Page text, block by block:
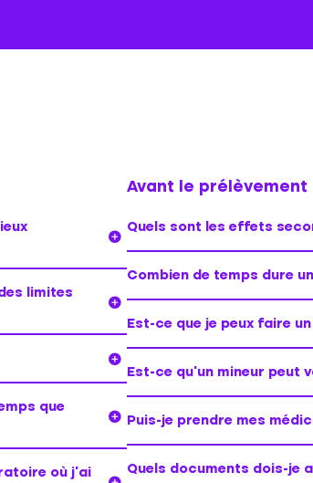
Avant le prélèvement
Quels sont les effets
Combien de temps dure
Est-ce que je peux faire
Est-ce qu’un mineur peut
Puis-je prendre mes
Quels documents dois-je
limites
que
où j’ai